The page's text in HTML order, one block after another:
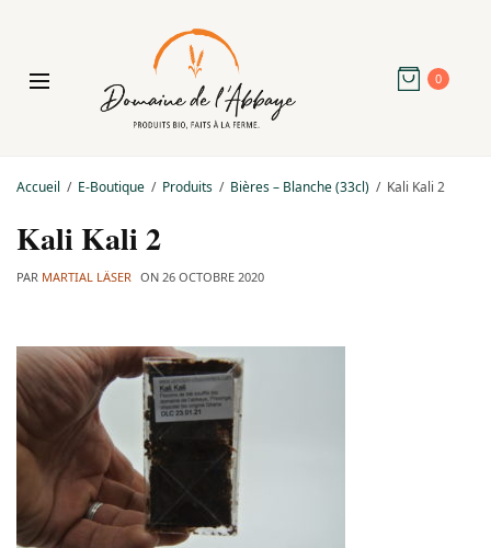
0
Accueil E-Boutique Produits Bières – Blanche (33cl) Kali Kali 2
Kali Kali 2
PAR MARTIAL LÄSER ON 26 OCTOBRE 2020